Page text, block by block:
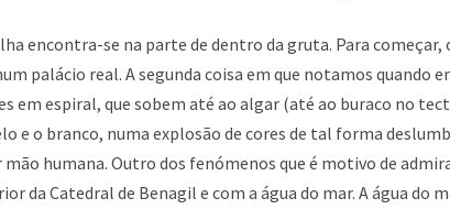
encontra-se na parte de dentro da gruta. Para
palácio real. A segunda coisa em que notamos quando
em espiral, que sobem até ao algar (até ao buraco no
e o branco, numa explosão de cores de tal forma
humana. Outro dos fenómenos que é motivo de
da Catedral de Benagil e com a água do mar. A água do